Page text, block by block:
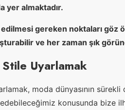
yer almaktadır.
gereken noktaları göz
ve her zaman şık
Uyarlamak
moda dünyasının sürekli
edebileceğimiz konusunda bize